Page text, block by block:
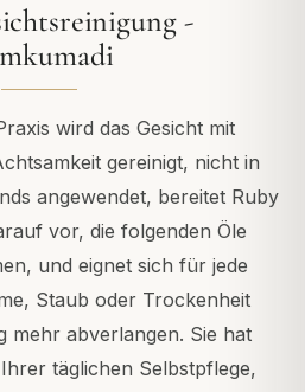
-
wird das Gesicht mit
gereinigt, nicht in
angewendet, bereitet Ruby
vor, die folgenden Öle
und eignet sich für jede
Staub oder Trockenheit
mehr abverlangen. Sie hat
täglichen Selbstpflege,